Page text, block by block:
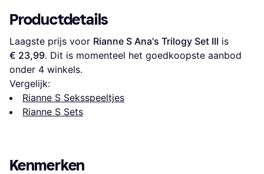
Productdetails
Laagste prijs voor Rianne S Ana's Trilogy Set III
€ 23,99. Dit is momenteel het goedkoopste aanbod
onder 4 winkels.
Vergelijk:
Rianne S Seksspeeltjes
Rianne S Sets
Kenmerken